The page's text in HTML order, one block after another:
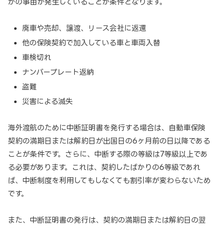
廃車や売却、譲渡、リース会社に返還
他の保険契約で加入している車と車両入替
車検切れ
ナンバープレート返納
盗難
災害による滅失
海外渡航のために中断証明書を発行する場合は、自動車保険
契約の満期日または解約日が出国日の6ヶ月前の日以降である
ことが条件です。さらに、中断する際の等級は7等級以上であ
る必要があります。これは、契約したばかりの6等級であれ
ば、中断制度を利用してもしなくても割引率が変わらないため
です。
また、中断証明書の発行は、契約の満期日または解約日の翌